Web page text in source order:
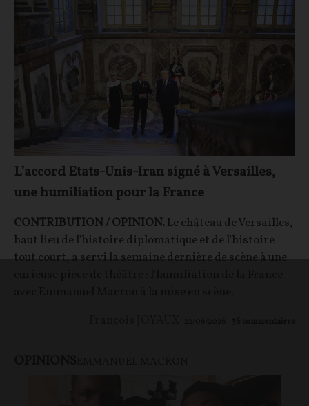
L’accord Etats-Unis-Iran signé à Versailles,
une humiliation pour la France
CONTRIBUTION / OPINION.Le château de Versailles,
haut lieu de l'histoire diplomatique et de l'histoire
tout court, a servi la semaine dernière de scène à une